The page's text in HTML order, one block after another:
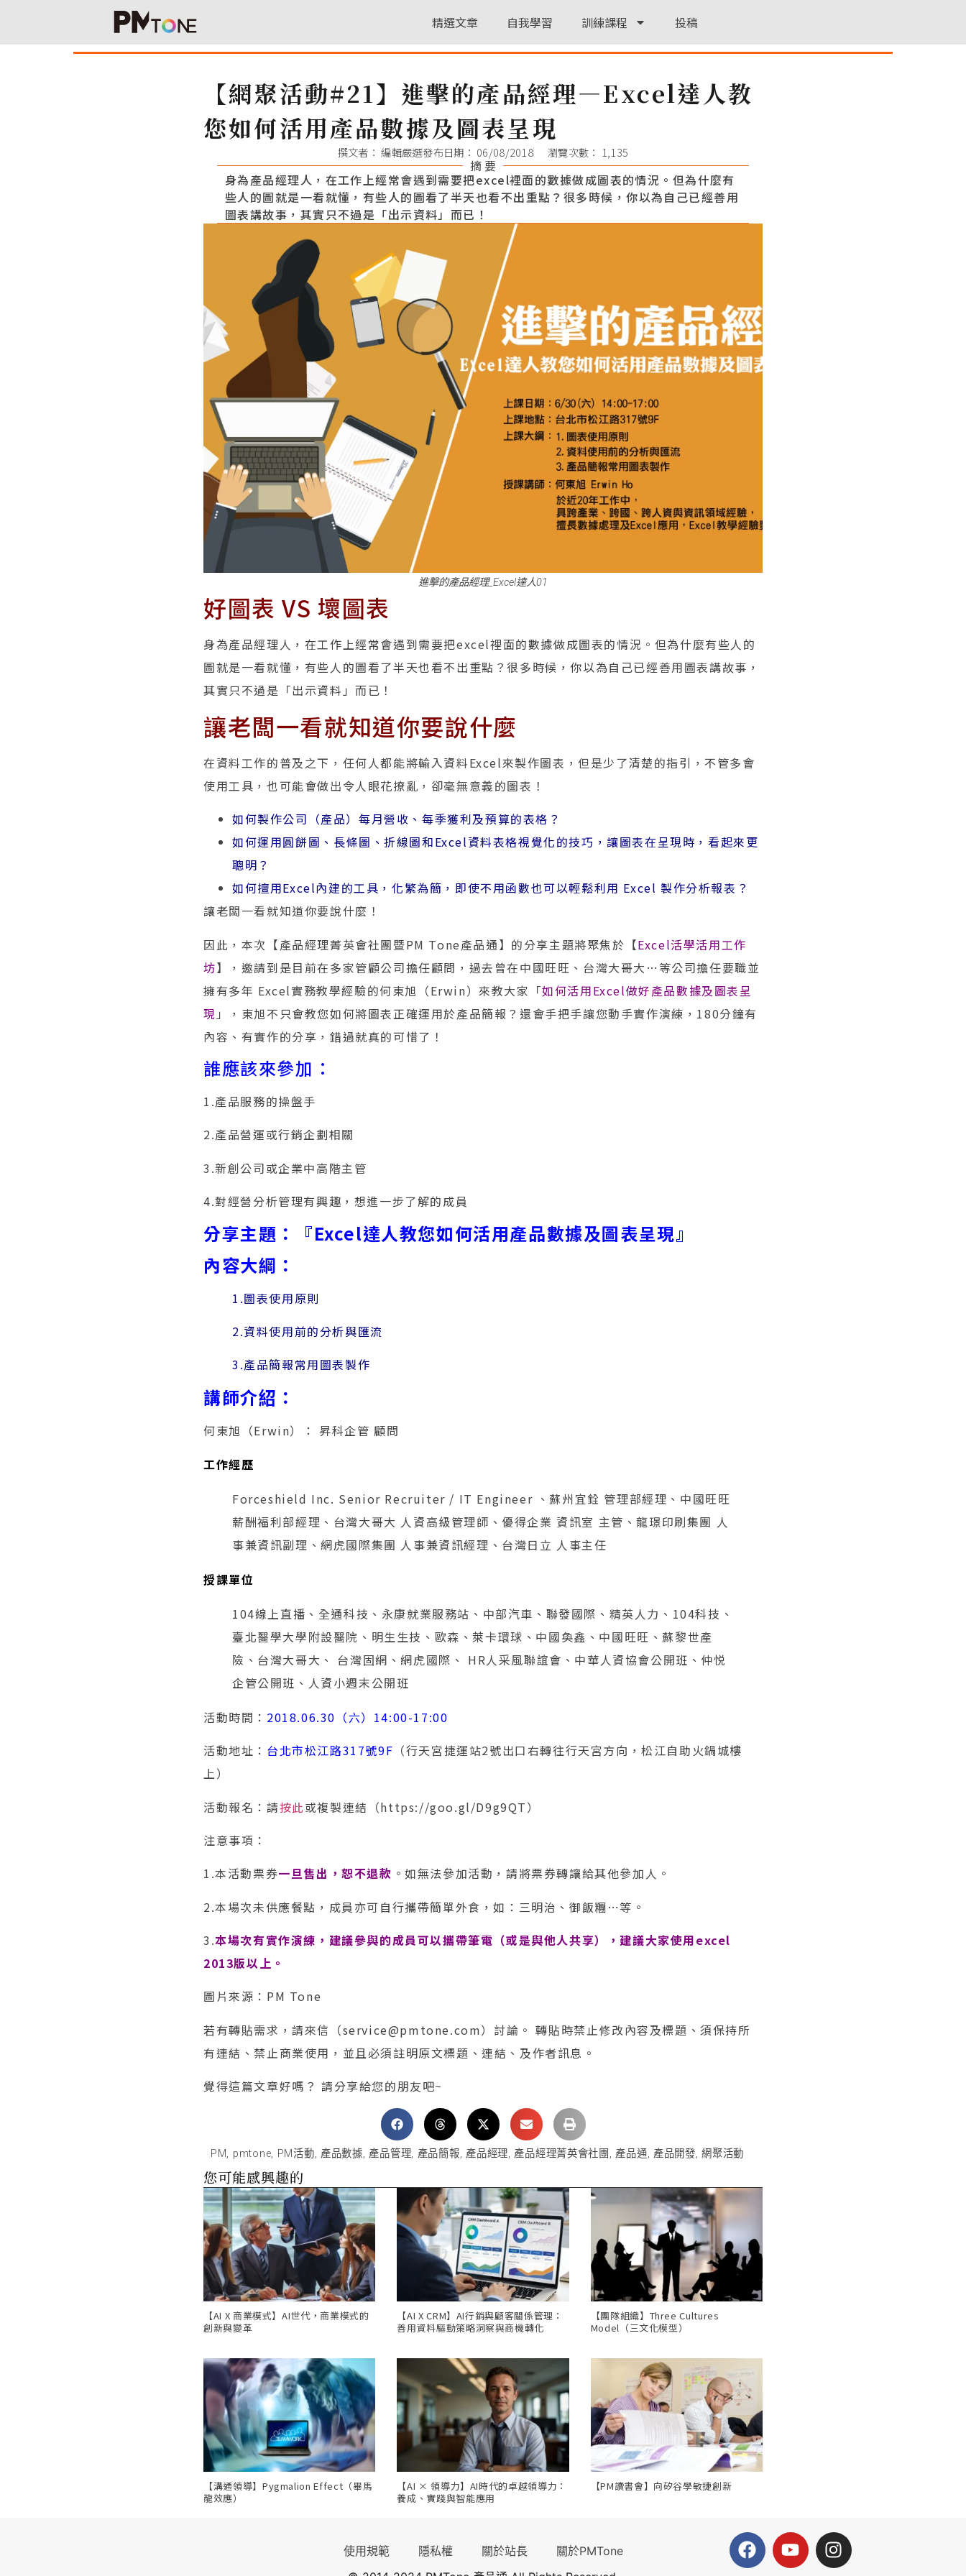
精選文章 自我學習 訓練課程 投稿
【網聚活動#21】進擊的產品經理—Excel達人教
您如何活用產品數據及圖表呈現
撰文者： 編輯嚴選發布日期： 06/08/2018 瀏覽次數： 1,135
摘 要
身為產品經理人，在工作上經常會遇到需要把excel裡面的數據做成圖表的情況。但為什麼有
些人的圖就是一看就懂，有些人的圖看了半天也看不出重點？很多時候，你以為自己已經善用
圖表講故事，其實只不過是「出示資料」而已！
進擊的產品經理_Excel達人01
好圖表 VS 壞圖表
身為產品經理人，在工作上經常會遇到需要把excel裡面的數據做成圖表的情況。但為什麼有些人的
圖就是一看就懂，有些人的圖看了半天也看不出重點？很多時候，你以為自己已經善用圖表講故事，
其實只不過是「出示資料」而已！
讓老闆一看就知道你要說什麼
在資料工作的普及之下，任何人都能將輸入資料Excel來製作圖表，但是少了清楚的指引，不管多會
使用工具，也可能會做出令人眼花撩亂，卻毫無意義的圖表！
如何製作公司（產品）每月營收、每季獲利及預算的表格？
如何運用圓餅圖、長條圖、折線圖和Excel資料表格視覺化的技巧，讓圖表在呈現時，看起來更
聰明？
如何擅用Excel內建的工具，化繁為簡，即使不用函數也可以輕鬆利用 Excel 製作分析報表？
讓老闆一看就知道你要說什麼！
因此，本次【產品經理菁英會社團暨PM Tone產品通】的分享主題將聚焦於【Excel活學活用工作
坊】，邀請到是目前在多家管顧公司擔任顧問，過去曾在中國旺旺、台灣大哥大…等公司擔任要職並
擁有多年 Excel實務教學經驗的何東旭（Erwin）來教大家「如何活用Excel做好產品數據及圖表呈
現 」，東旭不只會教您如何將圖表正確運用於產品簡報？還會手把手讓您動手實作演練，180分鐘有
內容、有實作的分享，錯過就真的可惜了！
誰應該來參加：
1.產品服務的操盤手
2.產品營運或行銷企劃相關
3.新創公司或企業中高階主管
4.對經營分析管理有興趣，想進一步了解的成員
分享主題：『Excel達人教您如何活用產品數據及圖表呈現』
內容大綱：
1.圖表使用原則
2.資料使用前的分析與匯流
3.產品簡報常用圖表製作
講師介紹：
何東旭（Erwin）： 昇科企管 顧問
工作經歷
Forceshield Inc. Senior Recruiter / IT Engineer 、蘇州宜銓 管理部經理、中國旺旺
薪酬福利部經理、台灣大哥大 人資高級管理師、優得企業 資訊室 主管、龍璟印刷集團 人
事兼資訊副理、網虎國際集團 人事兼資訊經理、台灣日立 人事主任
授課單位
104線上直播、全通科技、永康就業服務站、中部汽車、聯發國際、精英人力、104科技、
臺北醫學大學附設醫院、明生生技、歐森、萊卡環球、中國奐鑫、中國旺旺、蘇黎世產
險、台灣大哥大、 台灣固網、網虎國際、 HR人采風聯誼會、中華人資協會公開班、仲悦
企管公開班、人資小週末公開班
活動時間： 2018.06.30（六）14:00-17:00
活動地址： 台北市松江路317號9F （行天宮捷運站2號出口右轉往行天宮方向，松江自助火鍋城樓
上）
活動報名：請按此或複製連結（https://goo.gl/D9g9QT）
注意事項：
1.本活動票券一旦售出，恕不退款 。如無法參加活動，請將票券轉讓給其他參加人。
2.本場次未供應餐點，成員亦可自行攜帶簡單外食，如：三明治、御飯糰…等。
3.本場次有實作演練，建議參與的成員可以攜帶筆電（或是與他人共享），建議大家使用excel
2013版以上。
圖片來源：PM Tone
若有轉貼需求，請來信（service@pmtone.com）討論。 轉貼時禁止修改內容及標題、須保持所
有連結、禁止商業使用，並且必須註明原文標題、連結、及作者訊息。
覺得這篇文章好嗎？ 請分享給您的朋友吧~
PM, pmtone, PM活動, 產品數據, 產品管理, 產品簡報, 產品經理, 產品經理菁英會社團 , 產品通, 產品開發,網聚活動
您可能感興趣的
【AI X 商業模式】AI世代，商業模式的
創新與變革
【AI X CRM】AI行銷與顧客關係管理：
善用資料驅動策略洞察與商機轉化
【團隊組織】Three Cultures
Model（三文化模型）
【溝通領導】Pygmalion Effect（畢馬
龍效應）
【AI × 領導力】AI時代的卓越領導力：
養成、實踐與智能應用
【PM讀書會】向矽谷學敏捷創新
使用規範 隱私權 關於站長
關於PMTone